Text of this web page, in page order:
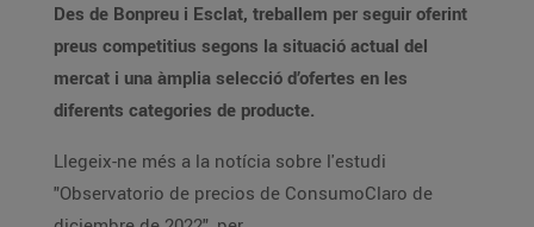
Des de Bonpreu i Esclat, treballem per seguir oferint
preus competitius segons la situació actual del
mercat i una àmplia selecció d’ofertes en les
diferents categories de producte.
Llegeix-ne més a la notícia sobre l'estudi
"Observatorio de precios de ConsumoClaro de